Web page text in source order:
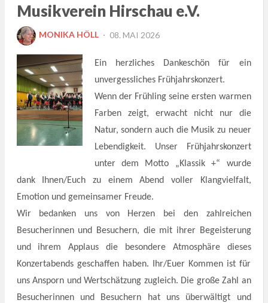
Musikverein Hirschau e.V.
MONIKA HÖLL
POSTED
08. MAI 2026
Ein herzliches Dankeschön für ein
unvergessliches Frühjahrskonzert.
Wenn der Frühling seine ersten warmen
Farben zeigt, erwacht nicht nur die
Natur, sondern auch die Musik zu neuer
Lebendigkeit. Unser Frühjahrskonzert
unter dem Motto „Klassik +“ wurde
dank Ihnen/Euch zu einem Abend voller Klangvielfalt,
Emotion und gemeinsamer Freude.
Wir bedanken uns von Herzen bei den zahlreichen
Besucherinnen und Besuchern, die mit ihrer Begeisterung
und ihrem Applaus die besondere Atmosphäre dieses
Konzertabends geschaffen haben. Ihr/Euer Kommen ist für
uns Ansporn und Wertschätzung zugleich. Die große Zahl an
Besucherinnen und Besuchern hat uns überwältigt und